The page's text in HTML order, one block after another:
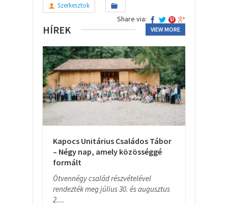
Szerkesztok
Share via:
HÍREK VIEW MORE
Kapocs Unitárius Családos Tábor
– Négy nap, amely közösséggé
formált
Ötvennégy család részvételével
rendezték meg július 30. és augusztus
2....